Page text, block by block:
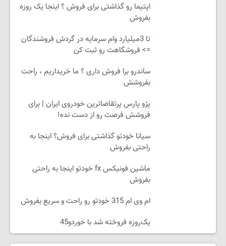
اپتیما رو گذاشتی برای فروش ؟ اینجا یک روزه
بفروش
تا 3میلیارد وام سرمایه در گردش فروشندگان
=> فروشگاهت رو ثبت کن
ساندرو برا فروش داری ؟ ما خریداریم ، راحت
بفروشش
پژو پارس پرتقاضاترین خودروی ایران | برای
فروشش فرصت رو از دست نده!
سیانا خودتو گذاشتی برای فروش؟ اینجا به
راحتی بفروش
ماشین فونیکس fx خودتو اینجا به راحتی
بفروش
ام وی ام 315 خودتو رو راحت و سریع بفروش
یک‌روزه فروخته شد با خوردو45